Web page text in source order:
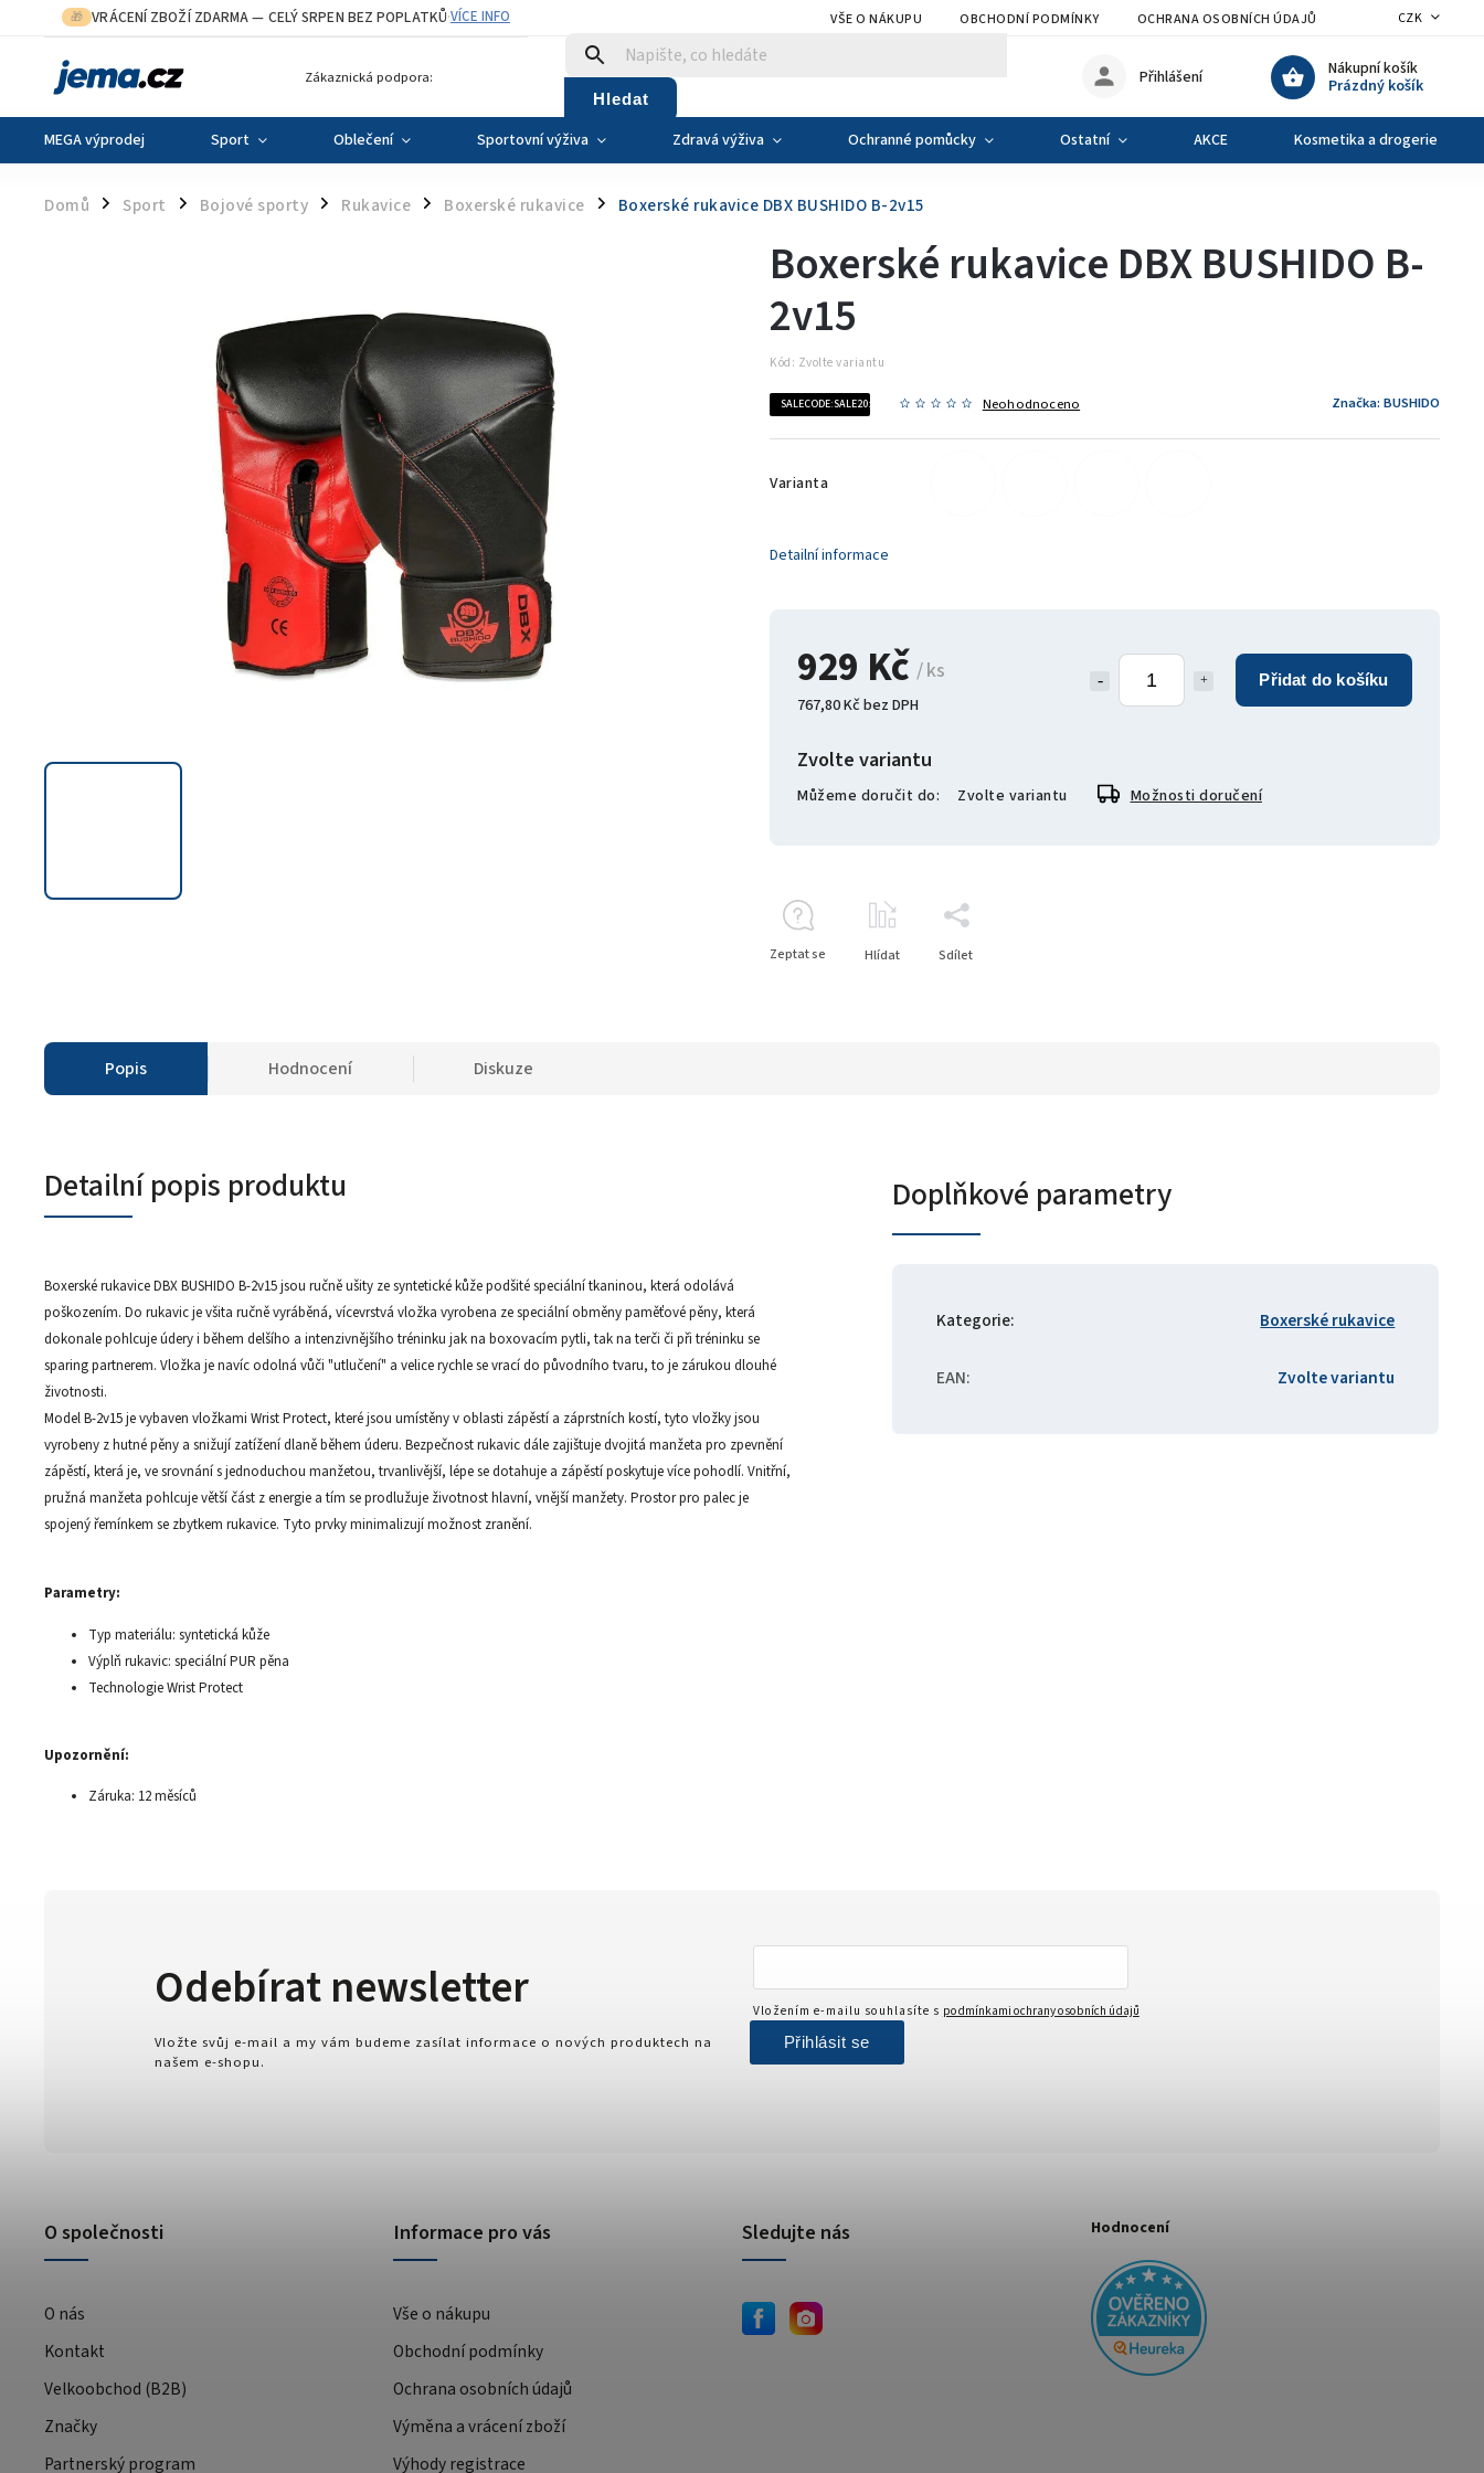
🎁 VRÁCENÍ ZBOŽÍ ZDARMA— CELÝ SRPEN BEZ POPLATKŮ·VÍCE INFO VŠE O NÁKUPU OBCHODNÍ PODMÍNKY OCHRANA OSOBNÍCH ÚDAJŮ VÝMĚNA A VRÁCENÍ
CZK
Zákaznická podpora:
Hledat
Nákupní košík
Prázdný košík
Přihlášení
MEGA výprodej Sport Oblečení Sportovní výživa Zdravá výživa Ochranné pomůcky Ostatní AKCE Kosmetika a drogerie
Domů / Sport / Bojové sporty / Rukavice / Boxerské rukavice / Boxerské rukavice DBX BUSHIDO B-2v15
929 Kč / ks
767,80 Kč bez DPH
Přidat do košíku
Zvolte variantu
Můžeme doručit do: Zvolte variantu Možnosti doručení
Boxerské rukavice DBX BUSHIDO B-
2v15
Kód: Zvolte variantu
SALECODE:SALE20:20:% Neohodnoceno Značka: BUSHIDO
Varianta
Detailní informace
Zeptat se Hlídat Sdílet
Popis Hodnocení Diskuze
Detailní popis produktu
Boxerské rukavice DBX BUSHIDO B-2v15 jsou ručně ušity ze syntetické kůže podšité speciální tkaninou, která odolává
poškozením. Do rukavic je všita ručně vyráběná, vícevrstvá vložka vyrobena ze speciální obměny paměťové pěny, která
dokonale pohlcuje údery i během delšího a intenzivnějšího tréninku jak na boxovacím pytli, tak na terči či při tréninku se
sparing partnerem. Vložka je navíc odolná vůči "utlučení" a velice rychle se vrací do původního tvaru, to je zárukou dlouhé
životnosti.
Model B-2v15 je vybaven vložkami Wrist Protect, které jsou umístěny v oblasti zápěstí a záprstních kostí, tyto vložky jsou
vyrobeny z hutné pěny a snižují zatížení dlaně během úderu. Bezpečnost rukavic dále zajištuje dvojitá manžeta pro zpevnění
zápěstí, která je, ve srovnání s jednoduchou manžetou, trvanlivější, lépe se dotahuje a zápěstí poskytuje více pohodlí. Vnitřní,
pružná manžeta pohlcuje větší část z energie a tím se prodlužuje životnost hlavní, vnější manžety. Prostor pro palec je
spojený řemínkem se zbytkem rukavice. Tyto prvky minimalizují možnost zranění.
Parametry:
Typ materiálu: syntetická kůže
Výplň rukavic: speciální PUR pěna
Technologie Wrist Protect
Upozornění:
Záruka: 12 měsíců
Doplňkové parametry
Kategorie: Boxerské rukavice
EAN: Zvolte variantu
O společnosti
O nás
Kontakt
Velkoobchod (B2B)
Značky
Partnerský program
Informace pro vás
Vše o nákupu
Obchodní podmínky
Ochrana osobních údajů
Výměna a vrácení zboží
Výhody registrace
Odebírat newsletter
Vložte svůj e-mail a my vám budeme zasílat informace o nových produktech na
našem e-shopu.
Vložením e-mailu souhlasíte s podmínkami ochrany osobních údajů
Přihlásit se
Sledujte nás Hodnocení